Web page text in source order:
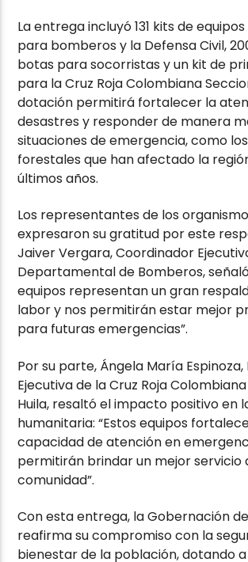
La entrega incluyó 131 kits de
para bomberos y la Defensa Civil,
botas para socorristas y un kit de
para la Cruz Roja Colombiana
dotación permitirá fortalecer la
desastres y responder de manera
situaciones de emergencia, como
forestales que han afectado la
últimos años.
Los representantes de los
expresaron su gratitud por este
Jaiver Vergara, Coordinador
Departamental de Bomberos,
equipos representan un gran
labor y nos permitirán estar mejor
para futuras emergencias”.
Por su parte, Ángela María
Ejecutiva de la Cruz Roja
Huila, resaltó el impacto positivo en
humanitaria: “Estos equipos
capacidad de atención en
permitirán brindar un mejor servicio
comunidad”.
Con esta entrega, la Gobernación
reafirma su compromiso con la
bienestar de la población, dotando a